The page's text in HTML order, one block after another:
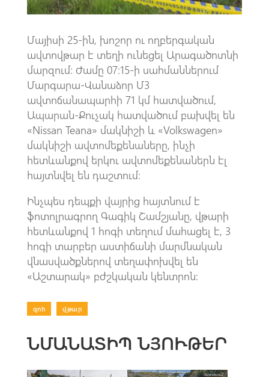
Մայիսի 25-ին, խոշոր ու ողբերգական
ավտովթար է տեղի ունեցել Արագածոտնի
մարզում։ Ժամը 07։15-ի սահմաններում
Մարգարա-Վանաձոր Մ3
ավտոճանապարհի 71 կմ հատվածում,
Ապարան-Քուչակ հատվածում բախվել են
«Nissan Teana» մակնիշի և «Volkswagen»
մակնիշի ավտոմեքենաները, ինչի
հետևանքով երկու ավտոմեքենաներն էլ
հայտնվել են դաշտում։
Ինչպես դեպքի վայրից հայտնում է
ֆոտոլրագրող Գագիկ Շամշյանը, վթարի
հետևանքով 1 հոգի տեղում մահացել է, 3
հոգի տարբեր աստիճանի մարմնական
վնասվածքներով տեղափոխվել են
«Աշտարակ» բժշկական կենտրոն։
զոհ վթար
ՆՄԱՆԱՏԻՊ ՆՅՈՒԹԵՐ